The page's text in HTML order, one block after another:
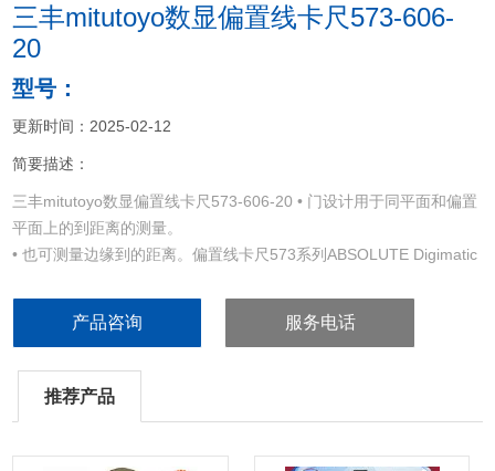
三丰mitutoyo数显偏置线卡尺573-606-
20
型号：
更新时间：2025-02-12
简要描述：
三丰mitutoyo数显偏置线卡尺573-606-20 • 门设计用于同平面和偏置
平面上的到距离的测量。
• 也可测量边缘到的距离。偏置线卡尺573系列ABSOLUTE Digimatic
• 带有SPC 数据输出（573 系列）。
产品咨询 服务电话
推荐产品